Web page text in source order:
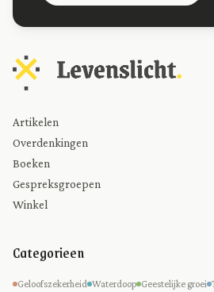
Artikelen
Overdenkingen
Boeken
Gespreksgroepen
Winkel
Categorieen
Geloofszekerheid Waterdoop Geestelijke groei